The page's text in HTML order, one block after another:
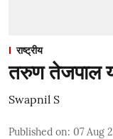
राष्ट्रीय
तरुण तेजपाल
Swapnil S
Published on: 07 Aug